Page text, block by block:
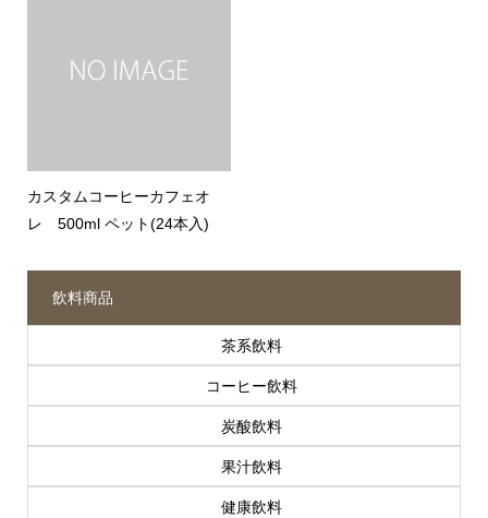
カスタムコーヒーカフェオ
レ 500ml ペット(24本入)
飲料商品
茶系飲料
コーヒー飲料
炭酸飲料
果汁飲料
健康飲料